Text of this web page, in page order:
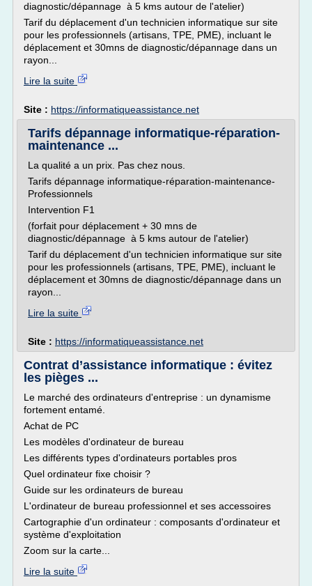
diagnostic/dépannage à 5 kms autour de l'atelier)
Tarif du déplacement d'un technicien informatique sur site
pour les professionnels (artisans, TPE, PME), incluant le
déplacement et 30mns de diagnostic/dépannage dans un
rayon...
Lire la suite
Site : https://informatiqueassistance.net
Tarifs dépannage informatique-réparation-
maintenance ...
La qualité a un prix. Pas chez nous.
Tarifs dépannage informatique-réparation-maintenance-
Professionnels
Intervention F1
(forfait pour déplacement + 30 mns de
diagnostic/dépannage à 5 kms autour de l'atelier)
Tarif du déplacement d'un technicien informatique sur site
pour les professionnels (artisans, TPE, PME), incluant le
déplacement et 30mns de diagnostic/dépannage dans un
rayon...
Lire la suite
Site : https://informatiqueassistance.net
Contrat d’assistance informatique : évitez
les pièges ...
Le marché des ordinateurs d'entreprise : un dynamisme
fortement entamé.
Achat de PC
Les modèles d'ordinateur de bureau
Les différents types d'ordinateurs portables pros
Quel ordinateur fixe choisir ?
Guide sur les ordinateurs de bureau
L'ordinateur de bureau professionnel et ses accessoires
Cartographie d'un ordinateur : composants d'ordinateur et
système d'exploitation
Zoom sur la carte...
Lire la suite